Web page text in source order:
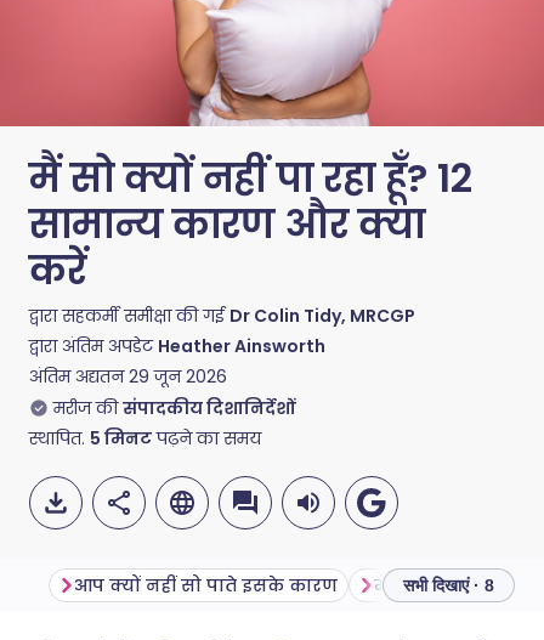
मैं सो क्यों नहीं पा रहा हूँ? 12
सामान्य कारण और क्या
करें
द्वारा सहकर्मी समीक्षा की गईDr Colin Tidy, MRCGP
द्वारा अंतिम अपडेट Heather Ainsworth
अंतिम अद्यतन29 जून 2026
मरीज की संपादकीय दिशानिर्देशों
स्थापित. 5 मिनटपढ़ने का समय
आप क्यों नहीं सो पाते इसके कारण सभी दिखाएं · 8